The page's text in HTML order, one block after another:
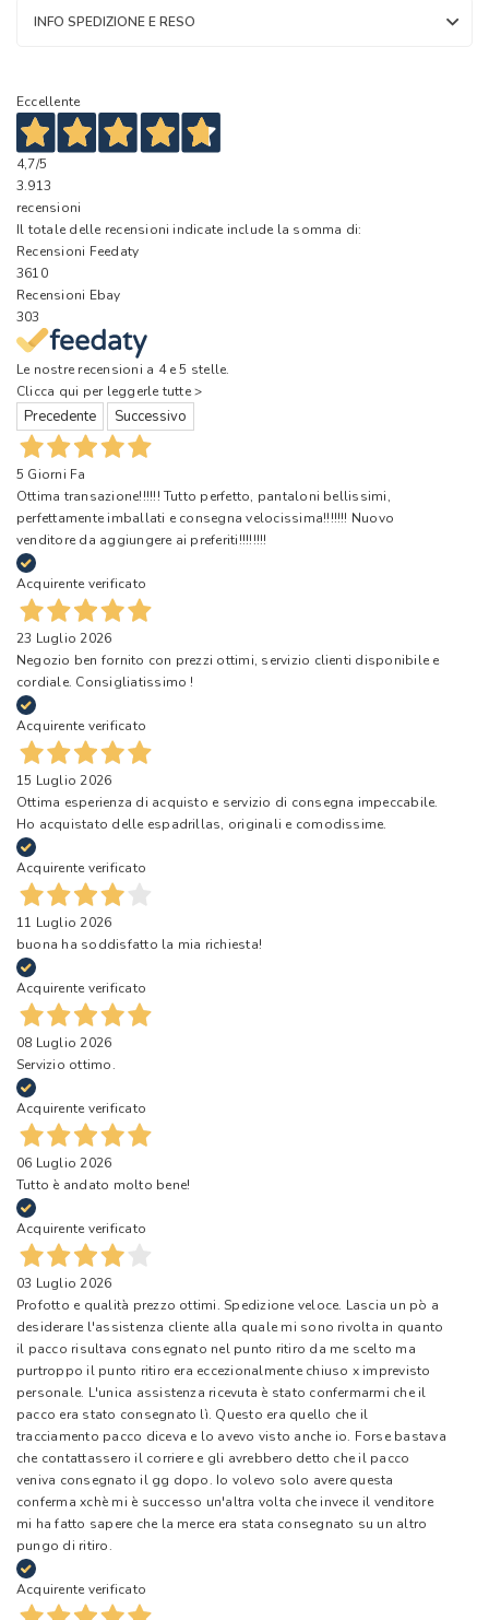
INFO SPEDIZIONE E RESO
Eccellente
4,7/5
3.913
recensioni
Il totale delle recensioni indicate include la somma di:
Recensioni Feedaty
3610
Recensioni Ebay
303
Le nostre recensioni a 4 e 5 stelle.
Clicca qui per leggerle tutte >
Precedente Successivo
5 Giorni Fa
Ottima transazione!!!!!! Tutto perfetto, pantaloni bellissimi,
perfettamente imballati e consegna velocissima!!!!!!! Nuovo
venditore da aggiungere ai preferiti!!!!!!!!
Acquirente verificato
23 Luglio 2026
Negozio ben fornito con prezzi ottimi, servizio clienti disponibile e
cordiale. Consigliatissimo !
Acquirente verificato
15 Luglio 2026
Ottima esperienza di acquisto e servizio di consegna impeccabile.
Ho acquistato delle espadrillas, originali e comodissime.
Acquirente verificato
11 Luglio 2026
buona ha soddisfatto la mia richiesta!
Acquirente verificato
08 Luglio 2026
Servizio ottimo.
Acquirente verificato
06 Luglio 2026
Tutto è andato molto bene!
Acquirente verificato
03 Luglio 2026
Profotto e qualità prezzo ottimi. Spedizione veloce. Lascia un pò a
desiderare l'assistenza cliente alla quale mi sono rivolta in quanto
il pacco risultava consegnato nel punto ritiro da me scelto ma
purtroppo il punto ritiro era eccezionalmente chiuso x imprevisto
personale. L'unica assistenza ricevuta è stato confermarmi che il
pacco era stato consegnato lì. Questo era quello che il
tracciamento pacco diceva e lo avevo visto anche io. Forse bastava
che contattassero il corriere e gli avrebbero detto che il pacco
veniva consegnato il gg dopo. Io volevo solo avere questa
conferma xchè mi è successo un'altra volta che invece il venditore
mi ha fatto sapere che la merce era stata consegnato su un altro
pungo di ritiro.
Acquirente verificato